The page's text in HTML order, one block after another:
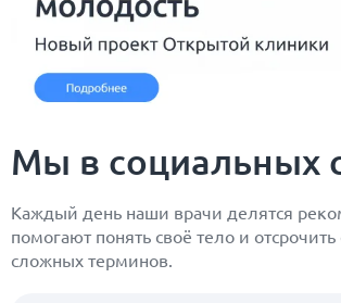
Мы в социальных
Каждый день наши врачи делятся
помогают понять своё тело и отсрочить
сложных терминов.